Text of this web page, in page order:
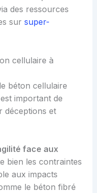
des ressources
sur super-
cellulaire à
béton cellulaire
important de
déceptions et
face aux
bien les contraintes
aux impacts
le béton fibré